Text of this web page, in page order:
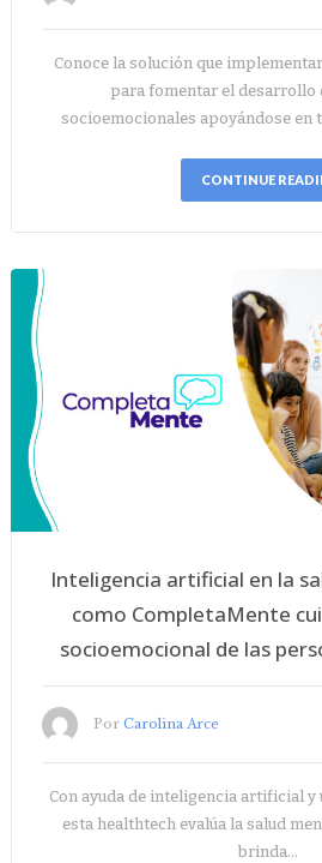
Conoce la solución que
para fomentar el desarrollo
socioemocionales apoyándose en
CONTINUE
Inteligencia artificial en la
como CompletaMente
socioemocional de las
Por Carolina Arce
Con ayuda de inteligencia artificial y
esta healthtech evalúa la salud
brinda…